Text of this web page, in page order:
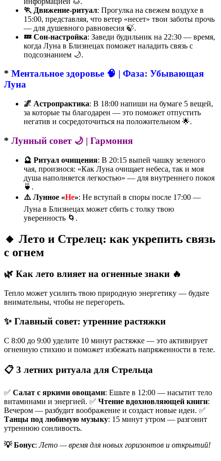
🏃 Движение-ритуал: Прогулка на свежем воздухе в
15:00, представляя, что ветер «несет» твои заботы прочь
— для душевного равновесия 🍃.
💤 Сон-настройка: Заведи будильник на 22:30 — время,
когда Луна в Близнецах поможет наладить связь с
подсознанием 🌙.
* Ментальное здоровье 🧠 | Фаза: Убывающая
Луна
🌌 Астропрактика: В 18:00 напиши на бумаге 5 вещей,
за которые ты благодарен — это поможет отпустить
негатив и сосредоточиться на положительном 🌟.
* Лунный совет 🌙 | Гармония
🔮 Ритуал очищения: В 20:15 выпей чашку зеленого
чая, произнося: «Как Луна очищает небеса, так и моя
душа наполняется легкостью» — для внутреннего покоя
🍵.
⚠️ Лунное «Не»: Не вступай в споры после 17:00 —
Луна в Близнецах может сбить с толку твою
уверенность 🌀.
🔸 Лето и Стрелец: как укрепить связь
с огнем
🌿 Как лето влияет на огненные знаки 🔥
Тепло может усилить твою природную энергетику — будьте
внимательны, чтобы не перегореть.
✨ Главный совет: утренние растяжки
С 8:00 до 9:00 уделите 10 минут растяжке — это активирует
огненную стихию и поможет избежать напряженности в теле.
📋 3 летних ритуала для Стрельца
✅ Салат с яркими овощами: Ешьте в 12:00 — насытит тело
витаминами и энергией. ✅ Чтение вдохновляющей книги:
Вечером — разбудит воображение и создаст новые идеи. ✅
Танцы под любимую музыку: 15 минут утром — разгонит
утреннюю сонливость.
💡 Бонус:Лето — время для новых горизонтов и открытий!